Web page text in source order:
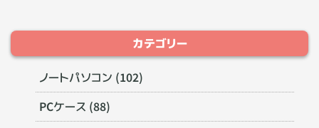
カテゴリー
ノートパソコン (102)
PCケース (88)